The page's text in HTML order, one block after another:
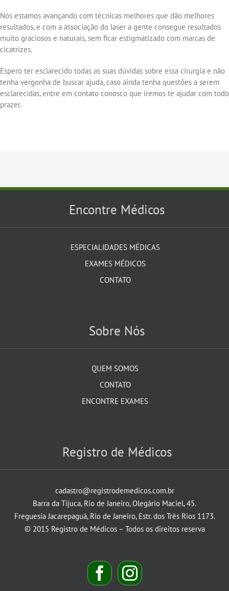
Nós estamos avançando com técnicas melhores que dão melhores
resultados, e com a associação do laser a gente consegue resultados
muito graciosos e naturais, sem ficar estigmatizado com marcas de
cicatrizes.
Espero ter esclarecido todas as suas dúvidas sobre essa cirurgia e não
tenha vergonha de buscar ajuda, caso ainda tenha questões a serem
esclarecidas, entre em contato conosco que iremos te ajudar com todo
prazer.
Encontre Médicos
ESPECIALIDADES MÉDICAS
EXAMES MÉDICOS
CONTATO
Sobre Nós
QUEM SOMOS
CONTATO
ENCONTRE EXAMES
Registro de Médicos
cadastro@registrodemedicos.com.br
Barra da Tijuca, Rio de Janeiro, Olegário Maciel, 45.
Freguesia Jacarepaguá, Rio de Janeiro, Estr. dos Três Rios 1173.
© 2015 Registro de Médicos – Todos os direitos reserva